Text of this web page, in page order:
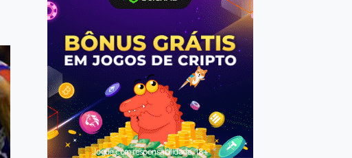
Jogue com responsabilidade. 18+